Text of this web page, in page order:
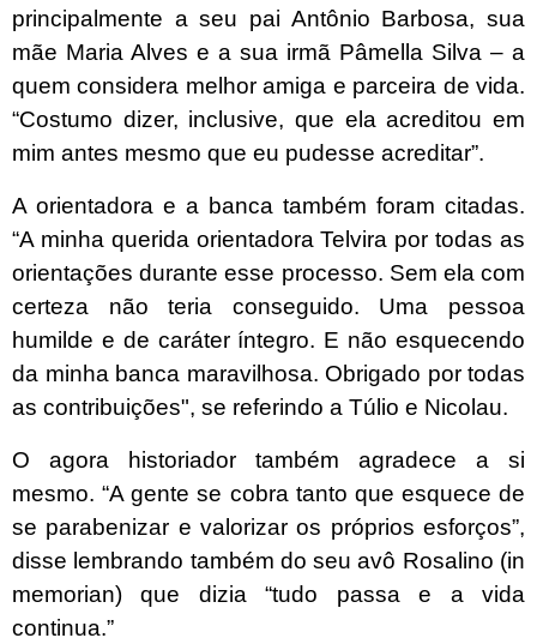
principalmente a seu pai Antônio Barbosa, sua
mãe Maria Alves e a sua irmã Pâmella Silva – a
quem considera melhor amiga e parceira de vida.
“Costumo dizer, inclusive, que ela acreditou em
mim antes mesmo que eu pudesse acreditar”.
A orientadora e a banca também foram citadas.
“A minha querida orientadora Telvira por todas as
orientações durante esse processo. Sem ela com
certeza não teria conseguido. Uma pessoa
humilde e de caráter íntegro. E não esquecendo
da minha banca maravilhosa. Obrigado por todas
as contribuições", se referindo a Túlio e Nicolau.
O agora historiador também agradece a si
mesmo. “A gente se cobra tanto que esquece de
se parabenizar e valorizar os próprios esforços”,
disse lembrando também do seu avô Rosalino (in
memorian) que dizia “tudo passa e a vida
continua.”